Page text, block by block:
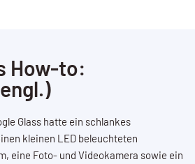
How-to:
Glass hatte ein schlankes
kleinen LED beleuchteten
eine Foto- und Videokamera sowie ein